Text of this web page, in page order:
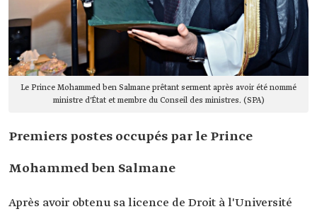
Le Prince Mohammed ben Salmane prêtant serment après avoir été nommé
ministre d'État et membre du Conseil des ministres. (SPA)
Premiers postes occupés par le Prince
Mohammed ben Salmane
Après avoir obtenu sa licence de Droit à l'Université